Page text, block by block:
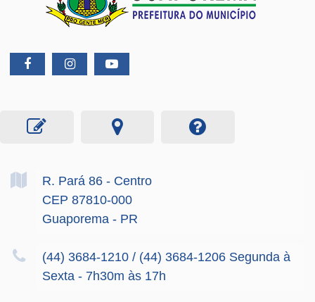
R. Pará 86 - Centro
CEP 87810-000
Guaporema - PR
(44) 3684-1210 / (44) 3684-1206 Segunda à
Sexta - 7h30m às 17h